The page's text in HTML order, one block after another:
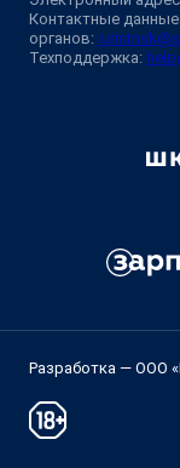
Контактные
органов:
Техподдержка:
Разработка — ООО